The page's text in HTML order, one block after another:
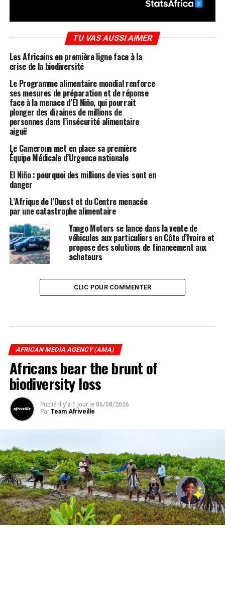
TU VAS AUSSI AIMER
Les Africains en première ligne face à la
crise de la biodiversité
Le Programme alimentaire mondial renforce
ses mesures de préparation et de réponse
face à la menace d’El Niño, qui pourrait
plonger des dizaines de millions de
personnes dans l’insécurité alimentaire
aiguë
Le Cameroun met en place sa première
Équipe Médicale d’Urgence nationale
El Niño : pourquoi des millions de vies sont en
danger
L’Afrique de l’Ouest et du Centre menacée
par une catastrophe alimentaire
Yango Motors se lance dans la vente de
véhicules aux particuliers en Côte d’Ivoire et
propose des solutions de financement aux
acheteurs
CLIC POUR COMMENTER
AFRICAN MEDIA AGENCY (AMA)
Africans bear the brunt of
biodiversity loss
Publié il y'a 1 jour le 06/08/2026
Par Team Afriveille